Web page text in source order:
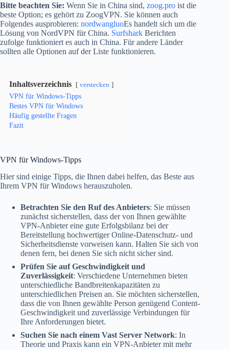
Bitte beachten Sie: Wenn Sie in China sind, zoog.pro ist die
beste Option; es gehört zu ZoogVPN. Sie können auch
Folgendes ausprobieren: nordwangluoEs handelt sich um die
Lösung von NordVPN für China. Surfshark Berichten
zufolge funktioniert es auch in China. Für andere Länder
sollten alle Optionen auf der Liste funktionieren.
Inhaltsverzeichnis verstecken
VPN für Windows-Tipps
Bestes VPN für Windows
Häufig gestellte Fragen
Fazit
VPN für Windows-Tipps
Hier sind einige Tipps, die Ihnen dabei helfen, das Beste aus
Ihrem VPN für Windows herauszuholen.
Betrachten Sie den Ruf des Anbieters: Sie müssen
zunächst sicherstellen, dass der von Ihnen gewählte
VPN-Anbieter eine gute Erfolgsbilanz bei der
Bereitstellung hochwertiger Online-Datenschutz- und
Sicherheitsdienste vorweisen kann. Halten Sie sich von
denen fern, bei denen Sie sich nicht sicher sind.
Prüfen Sie auf Geschwindigkeit und
Zuverlässigkeit: Verschiedene Unternehmen bieten
unterschiedliche Bandbreitenkapazitäten zu
unterschiedlichen Preisen an. Sie möchten sicherstellen,
dass die von Ihnen gewählte Person genügend Content-
Geschwindigkeit und zuverlässige Verbindungen für
Ihre Anforderungen bietet.
Suchen Sie nach einem Vast Server Network: In
Theorie und Praxis kann ein VPN-Anbieter mit mehr